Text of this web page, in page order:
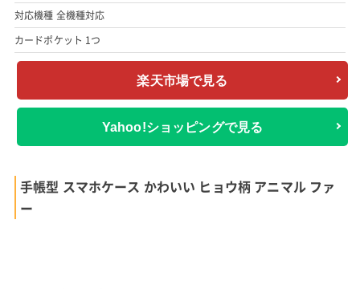
対応機種 全機種対応
カードポケット 1つ
楽天市場で見る
Yahoo!ショッピングで見る
手帳型 スマホケース かわいい ヒョウ柄 アニマル ファ
ー